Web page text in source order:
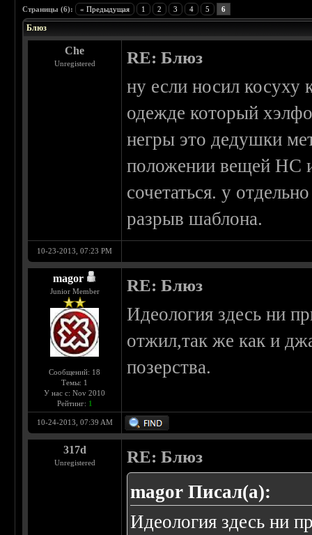
Страницы (6): « Предыдущая 1 2 3 4 5 6
Блюз
Che
Unregistered RE: Блюз
ну если носил косуху
одежде который
негры это дедушки
положении вещей НС
сочетаться. у
разрыв шаблона.
10-23-2013, 07:23 PM
magor
Junior Member
Сообщений: 18
Темы: 1
У нас с: Nov 2010
Рейтинг: 1
RE: Блюз
Идеология здесь ни
отжил,так же как и
позерства.
10-24-2013, 07:39 AM
317d
Unregistered RE: Блюз
magor Писал(а):
Идеология здесь ни